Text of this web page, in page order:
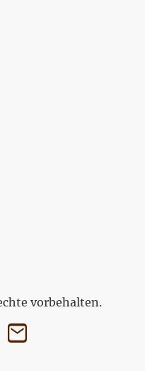
vorbehalten.